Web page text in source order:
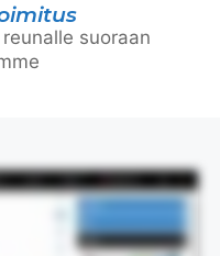
suoraan
does not contain spoken audio.